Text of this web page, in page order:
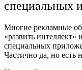
специальных
Многие рекламные
«развить
специальных
Частично да, но есть